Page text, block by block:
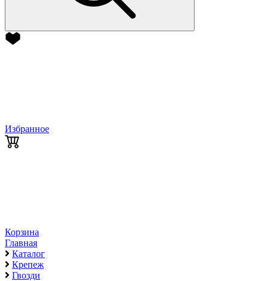
Избранное
Корзина
Главная
Каталог
Крепеж
Гвозди